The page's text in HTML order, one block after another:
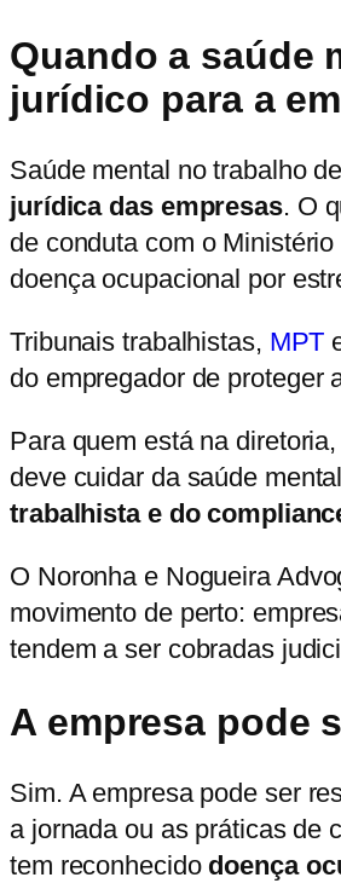
Quando a saúde
jurídico para a
Saúde mental no trabalho
jurídica das empresas. O
de conduta com o
doença ocupacional por
Tribunais trabalhistas, MPT
do empregador de proteger
Para quem está na
deve cuidar da saúde
trabalhista e do
O Noronha e Nogueira
movimento de perto:
tendem a ser cobradas
A empresa pode
Sim. A empresa pode ser
a jornada ou as práticas de
tem reconhecido doença